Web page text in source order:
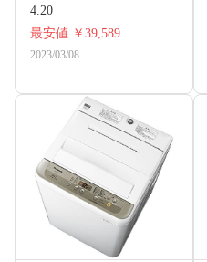
4.20
最安値 ￥39,589
2023/03/08